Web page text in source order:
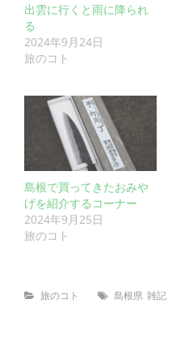
出雲に行くと雨に降られ
る
2024年9月24日
旅のコト
島根で買ってきたおみや
げを紹介するコーナー
2024年9月25日
旅のコト
Categories
旅のコト Tags
島根県 雑記